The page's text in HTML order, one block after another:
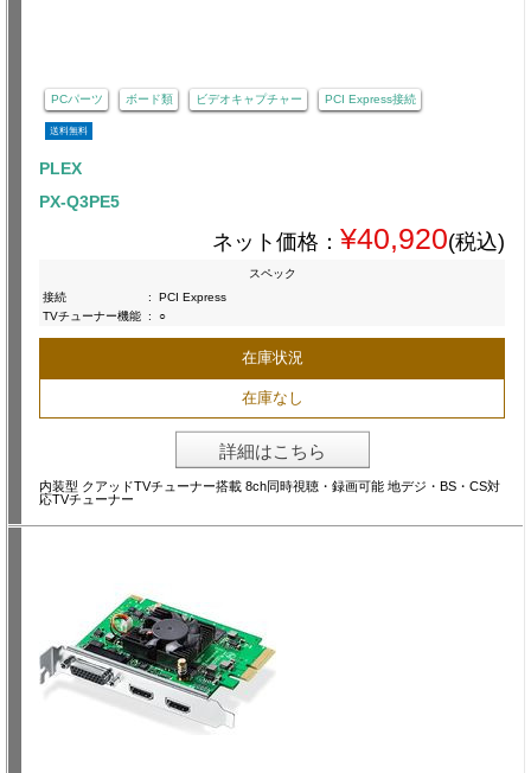
PCパーツ ボード類 ビデオキャプチャー PCI Express接続
送料無料
PLEX
PX-Q3PE5
ネット価格： ¥40,920(税込)
スペック
接続
:
PCI Express
TVチューナー機能 : ○
在庫状況
在庫なし
詳細はこちら
内装型 クアッドTVチューナー搭載 8ch同時視聴・録画可能 地デジ・BS・CS対
応TVチューナー